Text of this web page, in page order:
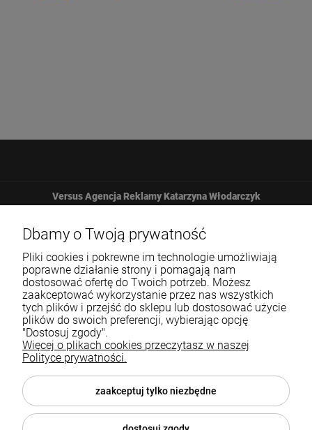
Versus Agencja Reklamy Katarzyna Włodarczyk
Żbicka 161
32-065 Krzeszowice
12 307 25 82
Pomoc
Blog
Dbamy o Twoją prywatność
Pliki cookies i pokrewne im technologie umożliwiają
poprawne działanie strony i pomagają nam
dostosować ofertę do Twoich potrzeb. Możesz
zaakceptować wykorzystanie przez nas wszystkich
tych plików i przejść do sklepu lub dostosować użycie
plików do swoich preferencji, wybierając opcję
"Dostosuj zgody".
Więcej o plikach cookies przeczytasz w naszej
Polityce prywatności.
zaakceptuj tylko niezbędne